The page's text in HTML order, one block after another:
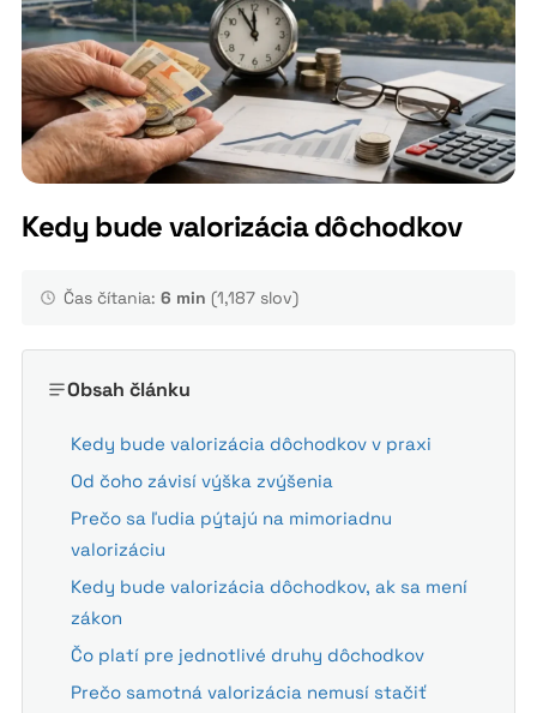
Kedy bude valorizácia dôchodkov
Čas čítania: 6 min (1,187 slov)
Obsah článku
Kedy bude valorizácia dôchodkov v praxi
Od čoho závisí výška zvýšenia
Prečo sa ľudia pýtajú na mimoriadnu
valorizáciu
Kedy bude valorizácia dôchodkov, ak sa mení
zákon
Čo platí pre jednotlivé druhy dôchodkov
Prečo samotná valorizácia nemusí stačiť